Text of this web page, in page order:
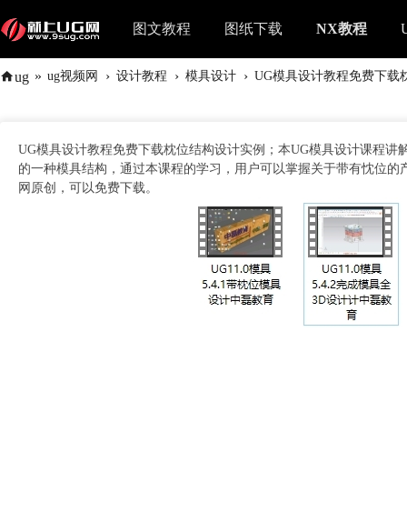
图文教程 图纸下载 NX教程
ug » ug视频网 › 设计教程 › 模具设计 › UG模具设计教程免费下载
UG模具设计教程免费下载枕位结构设计实例；本UG模具设计课程
的一种模具结构，通过本课程的学习，用户可以掌握关于带有忱位
网原创，可以免费下载。